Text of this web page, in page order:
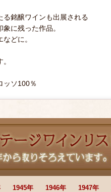
る銘醸ワインも出展される
に残った作品。
どに。
ソ100％
1945年 1946年 1947年